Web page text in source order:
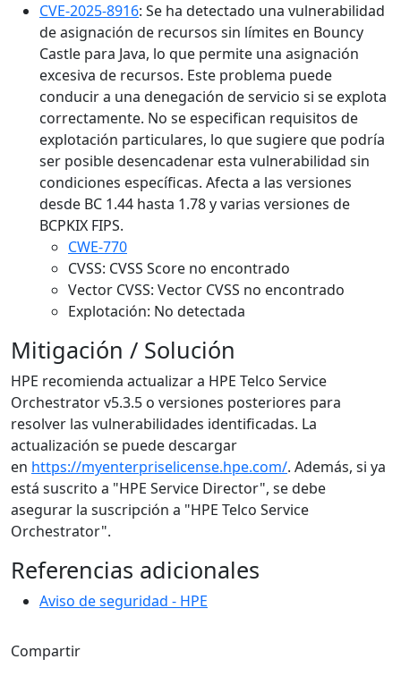
CVE-2025-8916: Se ha detectado una vulnerabilidad
de asignación de recursos sin límites en Bouncy
Castle para Java, lo que permite una asignación
excesiva de recursos. Este problema puede
conducir a una denegación de servicio si se explota
correctamente. No se especifican requisitos de
explotación particulares, lo que sugiere que podría
ser posible desencadenar esta vulnerabilidad sin
condiciones específicas. Afecta a las versiones
desde BC 1.44 hasta 1.78 y varias versiones de
BCPKIX FIPS.
CWE-770
CVSS: CVSS Score no encontrado
Vector CVSS: Vector CVSS no encontrado
Explotación: No detectada
Mitigación / Solución
HPE recomienda actualizar a HPE Telco Service
Orchestrator v5.3.5 o versiones posteriores para
resolver las vulnerabilidades identificadas. La
actualización se puede descargar
en https://myenterpriselicense.hpe.com/. Además, si ya
está suscrito a "HPE Service Director", se debe
asegurar la suscripción a "HPE Telco Service
Orchestrator".
Referencias adicionales
Aviso de seguridad - HPE
Compartir